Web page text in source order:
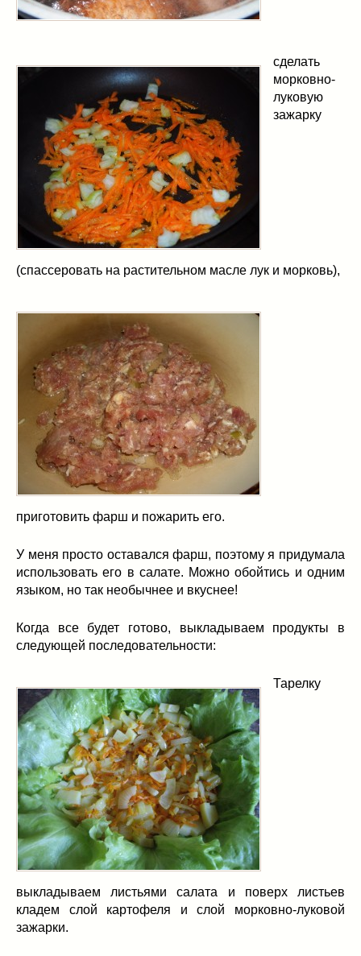
сделать
морковно-
луковую
зажарку
(спассеровать на растительном масле лук и морковь),
приготовить фарш и пожарить его.
У меня просто оставался фарш, поэтому я придумала
использовать его в салате. Можно обойтись и одним
языком, но так необычнее и вкуснее!
Когда все будет готово, выкладываем продукты в
следующей последовательности:
Тарелку
выкладываем листьями салата и поверх листьев
кладем слой картофеля и слой морковно-луковой
зажарки.